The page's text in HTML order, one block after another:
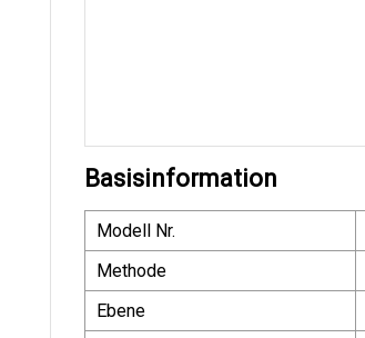
Basisinformation
Modell Nr.
Methode
Ebene